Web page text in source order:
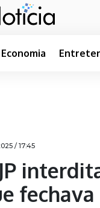
Economia
/ 17:45